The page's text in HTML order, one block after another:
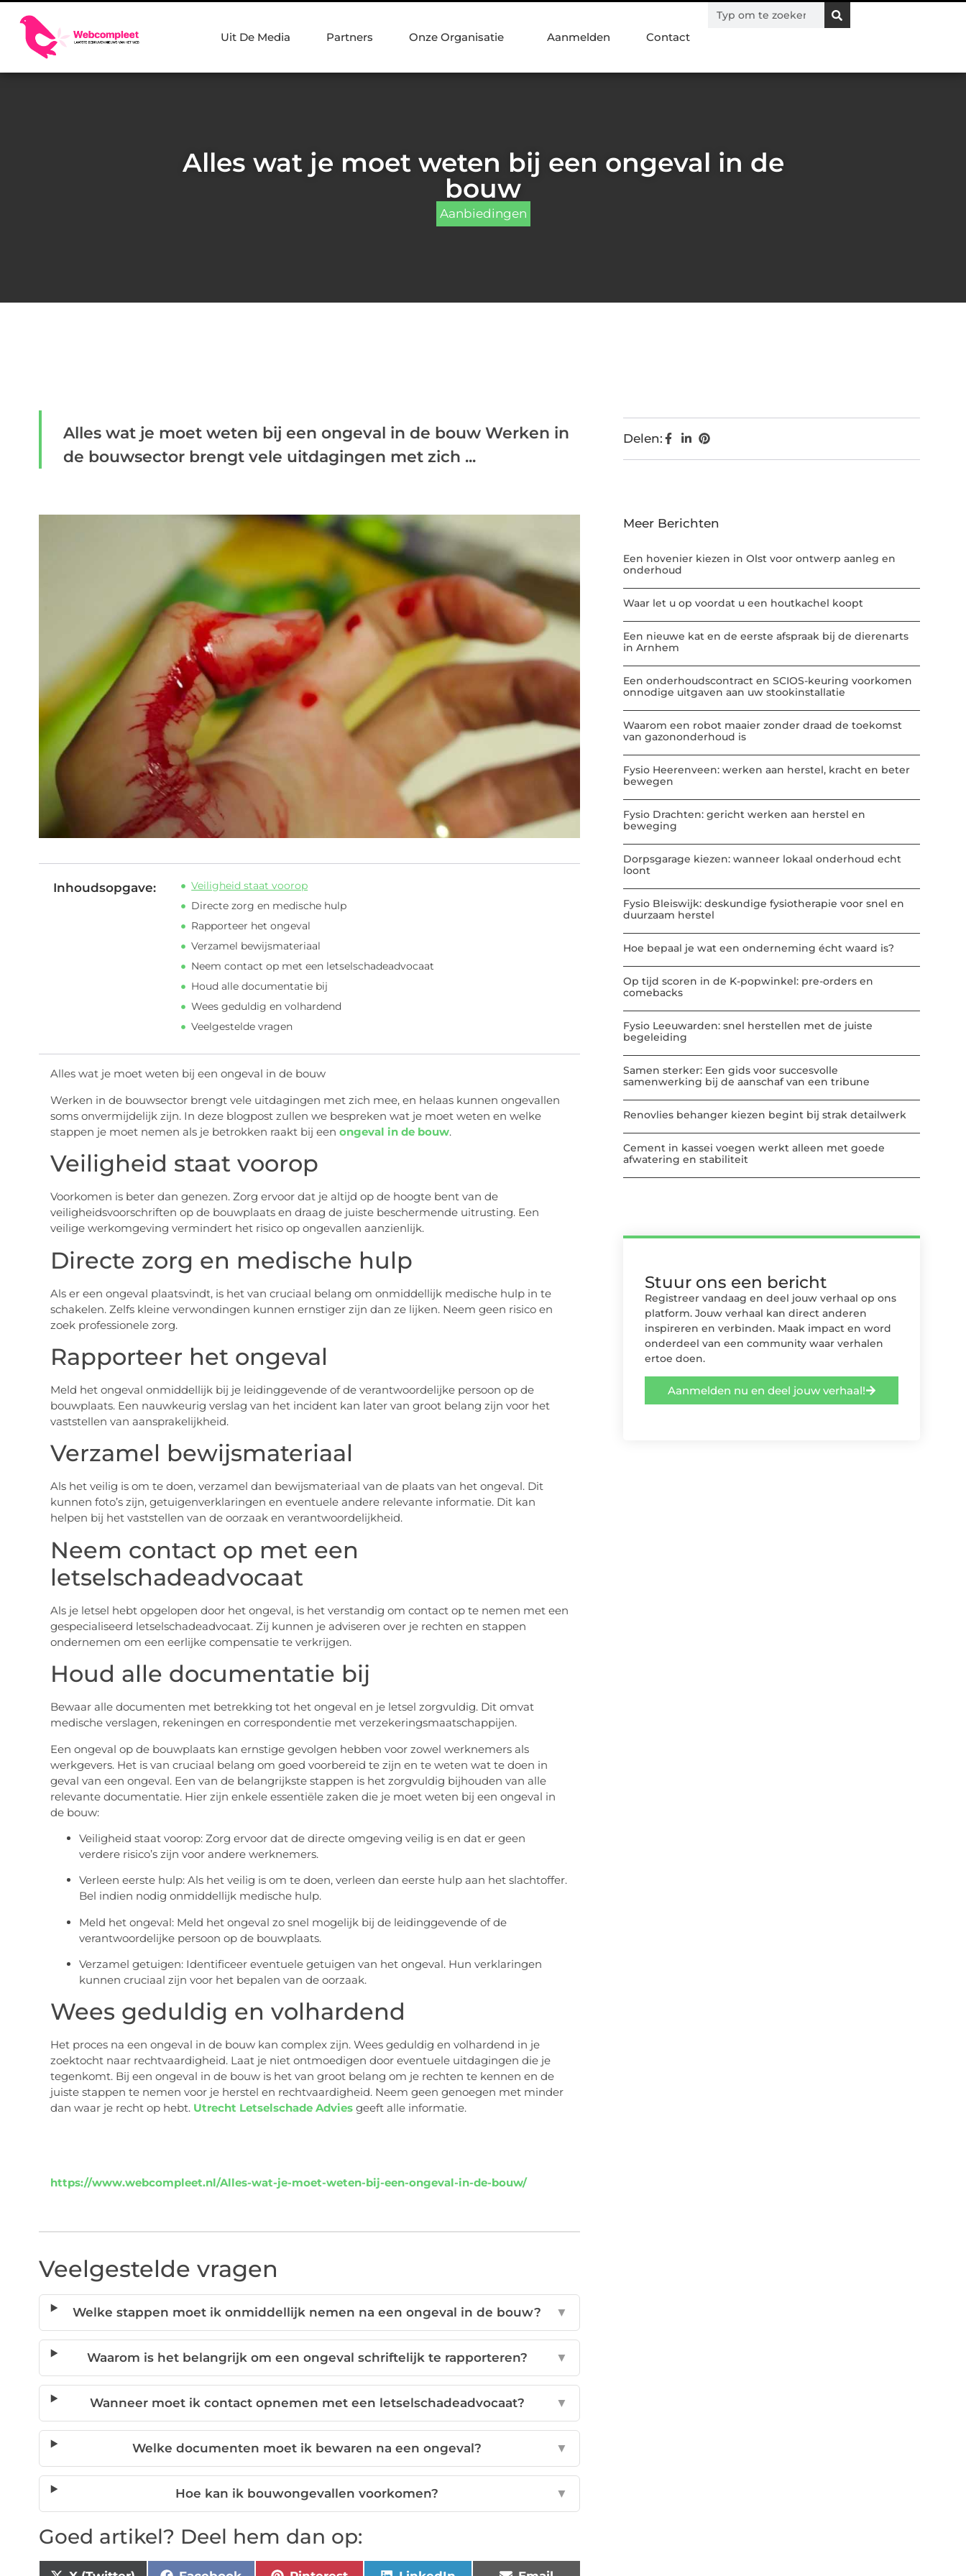
Uit De Media Partners Onze Organisatie Aanmelden Contact
Alles wat je moet weten bij een ongeval in de
bouw
Aanbiedingen
Alles wat je moet weten bij een ongeval in de bouw Werken in
de bouwsector brengt vele uitdagingen met zich ...
Inhoudsopgave:
Veiligheid staat voorop
Directe zorg en medische hulp
Rapporteer het ongeval
Verzamel bewijsmateriaal
Neem contact op met een letselschadeadvocaat
Houd alle documentatie bij
Wees geduldig en volhardend
Veelgestelde vragen
Alles wat je moet weten bij een ongeval in de bouw
Werken in de bouwsector brengt vele uitdagingen met zich mee, en helaas kunnen ongevallen
soms onvermijdelijk zijn. In deze blogpost zullen we bespreken wat je moet weten en welke
stappen je moet nemen als je betrokken raakt bij een ongeval in de bouw.
Veiligheid staat voorop
Voorkomen is beter dan genezen. Zorg ervoor dat je altijd op de hoogte bent van de
veiligheidsvoorschriften op de bouwplaats en draag de juiste beschermende uitrusting. Een
veilige werkomgeving vermindert het risico op ongevallen aanzienlijk.
Directe zorg en medische hulp
Als er een ongeval plaatsvindt, is het van cruciaal belang om onmiddellijk medische hulp in te
schakelen. Zelfs kleine verwondingen kunnen ernstiger zijn dan ze lijken. Neem geen risico en
zoek professionele zorg.
Rapporteer het ongeval
Meld het ongeval onmiddellijk bij je leidinggevende of de verantwoordelijke persoon op de
bouwplaats. Een nauwkeurig verslag van het incident kan later van groot belang zijn voor het
vaststellen van aansprakelijkheid.
Verzamel bewijsmateriaal
Als het veilig is om te doen, verzamel dan bewijsmateriaal van de plaats van het ongeval. Dit
kunnen foto’s zijn, getuigenverklaringen en eventuele andere relevante informatie. Dit kan
helpen bij het vaststellen van de oorzaak en verantwoordelijkheid.
Neem contact op met een
letselschadeadvocaat
Als je letsel hebt opgelopen door het ongeval, is het verstandig om contact op te nemen met een
gespecialiseerd letselschadeadvocaat. Zij kunnen je adviseren over je rechten en stappen
ondernemen om een eerlijke compensatie te verkrijgen.
Houd alle documentatie bij
Bewaar alle documenten met betrekking tot het ongeval en je letsel zorgvuldig. Dit omvat
medische verslagen, rekeningen en correspondentie met verzekeringsmaatschappijen.
Een ongeval op de bouwplaats kan ernstige gevolgen hebben voor zowel werknemers als
werkgevers. Het is van cruciaal belang om goed voorbereid te zijn en te weten wat te doen in
geval van een ongeval. Een van de belangrijkste stappen is het zorgvuldig bijhouden van alle
relevante documentatie. Hier zijn enkele essentiële zaken die je moet weten bij een ongeval in
de bouw:
Veiligheid staat voorop: Zorg ervoor dat de directe omgeving veilig is en dat er geen
verdere risico’s zijn voor andere werknemers.
Verleen eerste hulp: Als het veilig is om te doen, verleen dan eerste hulp aan het slachtoffer.
Bel indien nodig onmiddellijk medische hulp.
Meld het ongeval: Meld het ongeval zo snel mogelijk bij de leidinggevende of de
verantwoordelijke persoon op de bouwplaats.
Verzamel getuigen: Identificeer eventuele getuigen van het ongeval. Hun verklaringen
kunnen cruciaal zijn voor het bepalen van de oorzaak.
Wees geduldig en volhardend
Het proces na een ongeval in de bouw kan complex zijn. Wees geduldig en volhardend in je
zoektocht naar rechtvaardigheid. Laat je niet ontmoedigen door eventuele uitdagingen die je
tegenkomt. Bij een ongeval in de bouw is het van groot belang om je rechten te kennen en de
juiste stappen te nemen voor je herstel en rechtvaardigheid. Neem geen genoegen met minder
dan waar je recht op hebt. Utrecht Letselschade Adviesgeeft alle informatie.
https://www.webcompleet.nl/Alles-wat-je-moet-weten-bij-een-ongeval-in-de-bouw/
Veelgestelde vragen
Welke stappen moet ik onmiddellijk nemen na een ongeval in de bouw? ▼
Waarom is het belangrijk om een ongeval schriftelijk te rapporteren? ▼
Wanneer moet ik contact opnemen met een letselschadeadvocaat? ▼
Welke documenten moet ik bewaren na een ongeval? ▼
Hoe kan ik bouwongevallen voorkomen? ▼
Goed artikel? Deel hem dan op:
Delen:
Meer Berichten
Een hovenier kiezen in Olst voor ontwerp aanleg en
onderhoud
Waar let u op voordat u een houtkachel koopt
Een nieuwe kat en de eerste afspraak bij de dierenarts
in Arnhem
Een onderhoudscontract en SCIOS-keuring voorkomen
onnodige uitgaven aan uw stookinstallatie
Waarom een robot maaier zonder draad de toekomst
van gazononderhoud is
Fysio Heerenveen: werken aan herstel, kracht en beter
bewegen
Fysio Drachten: gericht werken aan herstel en
beweging
Dorpsgarage kiezen: wanneer lokaal onderhoud echt
loont
Fysio Bleiswijk: deskundige fysiotherapie voor snel en
duurzaam herstel
Hoe bepaal je wat een onderneming écht waard is?
Op tijd scoren in de K-popwinkel: pre-orders en
comebacks
Fysio Leeuwarden: snel herstellen met de juiste
begeleiding
Samen sterker: Een gids voor succesvolle
samenwerking bij de aanschaf van een tribune
Renovlies behanger kiezen begint bij strak detailwerk
Cement in kassei voegen werkt alleen met goede
afwatering en stabiliteit
Stuur ons een bericht
Registreer vandaag en deel jouw verhaal op ons
platform. Jouw verhaal kan direct anderen
inspireren en verbinden. Maak impact en word
onderdeel van een community waar verhalen
ertoe doen.
Aanmelden nu en deel jouw verhaal!